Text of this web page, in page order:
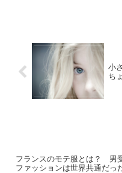
小
ち
フランスのモテ服とは？ 男
ファッションは世界共通だっ